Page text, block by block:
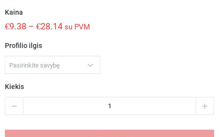
Kaina
€9.38 – €28.14 su PVM
Profilio ilgis
Pasirinkite savybę
Kiekis
38